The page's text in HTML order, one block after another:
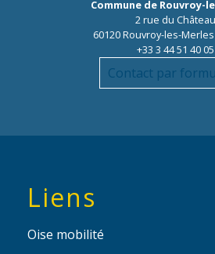
Commune de Rouvroy-
2 rue du Château
60120 Rouvroy-les-Merles
+33 3 44 51 40 05
Contact par
Liens
Oise mobilité